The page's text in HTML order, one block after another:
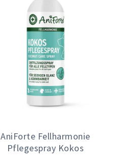
AniForte Fellharmonie
Pflegespray Kokos